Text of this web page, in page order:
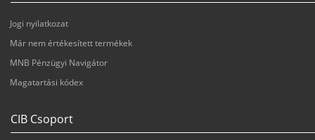
Jogi nyilatkozat
Már nem értékesített termékek
MNB Pénzügyi Navigátor
Magatartási kódex
CIB Csoport